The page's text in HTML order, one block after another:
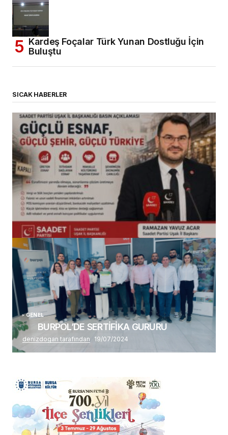
Kardeş Foçalar Türk Yunan Dostluğu İçin
Buluştu
SICAK HABERLER
(başlıksız)
Alaattin Karahan tarafından 14/07/2026
GENEL
BURPOL’DE SERTİFİKA GURURU
denizdogan tarafından 19/07/2024